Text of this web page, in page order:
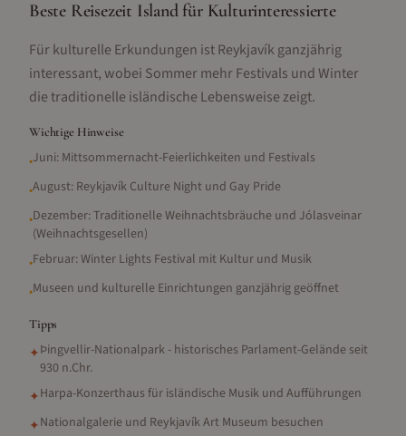
Beste Reisezeit Island für Kulturinteressierte
Für kulturelle Erkundungen ist Reykjavík ganzjährig
interessant, wobei Sommer mehr Festivals und Winter
die traditionelle isländische Lebensweise zeigt.
Wichtige Hinweise
•Juni: Mittsommernacht-Feierlichkeiten und Festivals
•August: Reykjavík Culture Night und Gay Pride
•Dezember: Traditionelle Weihnachtsbräuche und Jólasveinar
(Weihnachtsgesellen)
•Februar: Winter Lights Festival mit Kultur und Musik
•Museen und kulturelle Einrichtungen ganzjährig geöffnet
Tipps
✦Þingvellir-Nationalpark - historisches Parlament-Gelände seit
930 n.Chr.
✦Harpa-Konzerthaus für isländische Musik und Aufführungen
✦Nationalgalerie und Reykjavík Art Museum besuchen